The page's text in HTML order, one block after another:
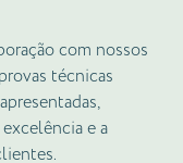
com nossos
técnicas
e a